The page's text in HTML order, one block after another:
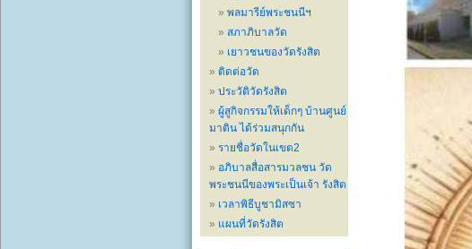
พลมารีย์พระชนนีฯ
สภาภิบาลวัด
เยาวชนของวัดรังสิต
ติดต่อวัด
ประวัติวัดรังสิต
ผู้สูกิจกรรมให้เด็กๆ บ้านศูนย์
มาติน ได้ร่วมสนุกกัน
รายชื่อวัดในเขต2
อภิบาลสื่อสารมวลชน วัด
พระชนนีของพระเป็นเจ้า รังสิต
เวลาพิธีบูชามิสซา
แผนที่วัดรังสิต